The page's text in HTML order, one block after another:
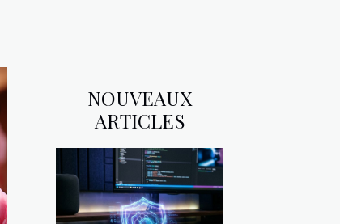
NOUVEAUX
ARTICLES